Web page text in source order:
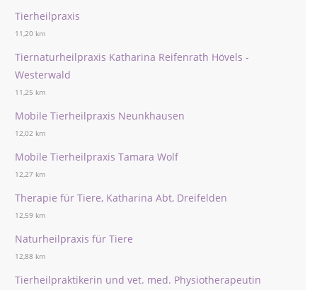
Tierheilpraxis
11,20 km
Tiernaturheilpraxis Katharina Reifenrath Hövels -
Westerwald
11,25 km
Mobile Tierheilpraxis Neunkhausen
12,02 km
Mobile Tierheilpraxis Tamara Wolf
12,27 km
Therapie für Tiere, Katharina Abt, Dreifelden
12,59 km
Naturheilpraxis für Tiere
12,88 km
Tierheilpraktikerin und vet. med. Physiotherapeutin